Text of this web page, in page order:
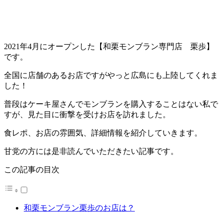
2021年4月にオープンした【和栗モンブラン専門店 栗歩】
です。
全国に店舗のあるお店ですがやっと広島にも上陸してくれま
した！
普段はケーキ屋さんでモンブランを購入することはない私で
すが、見た目に衝撃を受けお店を訪れました。
食レポ、お店の雰囲気、詳細情報を紹介していきます。
甘党の方には是非読んでいただきたい記事です。
この記事の目次
和栗モンブラン栗歩のお店は？